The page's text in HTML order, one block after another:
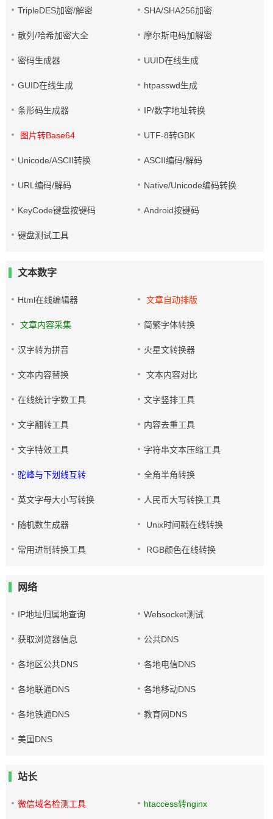
TripleDES加密/解密 SHA/SHA256加密
散列/哈希加密大全 摩尔斯电码加解密
密码生成器 UUID在线生成
GUID在线生成 htpasswd生成
条形码生成器 IP/数字地址转换
图片转Base64 UTF-8转GBK
Unicode/ASCII转换 ASCII编码/解码
URL编码/解码 Native/Unicode编码转换
KeyCode键盘按键码 Android按键码
键盘测试工具
文本数字
Html在线编辑器 文章自动排版
文章内容采集 简繁字体转换
汉字转为拼音 火星文转换器
文本内容替换 文本内容对比
在线统计字数工具 文字竖排工具
文字翻转工具 内容去重工具
文字特效工具 字符串文本压缩工具
驼峰与下划线互转 全角半角转换
英文字母大小写转换 人民币大写转换工具
随机数生成器 Unix时间戳在线转换
常用进制转换工具 RGB颜色在线转换
网络
IP地址归属地查询 Websocket测试
获取浏览器信息 公共DNS
各地区公共DNS 各地电信DNS
各地联通DNS 各地移动DNS
各地铁通DNS 教育网DNS
美国DNS
站长
微信域名检测工具 htaccess转nginx